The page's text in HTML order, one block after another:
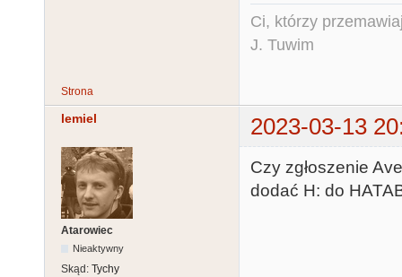
Ci, którzy
J. Tuwim
Strona
lemiel 2023-03-13
Atarowiec
Nieaktywny
Skąd: Tychy
Czy zgłoszenie
dodać H: do